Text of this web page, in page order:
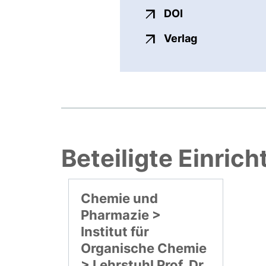
DOI
Verlagexterner
Beteiligte
Chemie und
Pharmazie >
Institut für
Organische Chemie